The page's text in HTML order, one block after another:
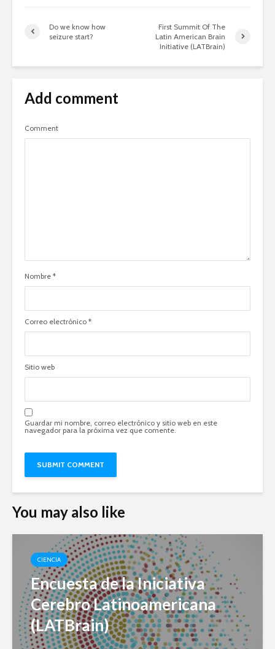
Do we know how
seizure start?​
First Summit Of The
Latin American Brain
Initiative (LATBrain)
Add comment
Comment
Nombre *
Correo electrónico *
Sitio web
Guardar mi nombre, correo electrónico y sitio web en este
navegador para la próxima vez que comente.
You may also like
CIENCIA
Encuesta de la Iniciativa
Cerebro Latinoamericana
(LATBrain)